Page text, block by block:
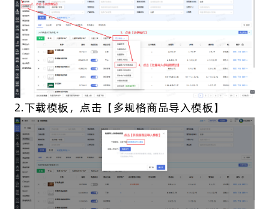
2.下载模板，点击【多规格商品导入模板】